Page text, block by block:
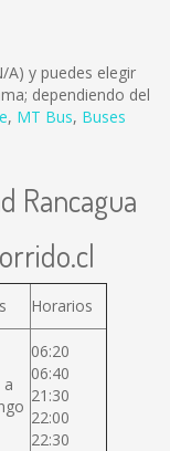
A) y puedes elegir
dependiendo del
, MT Bus, Buses
Rancagua
Horarios
a
06:20
06:40
21:30
22:00
22:30